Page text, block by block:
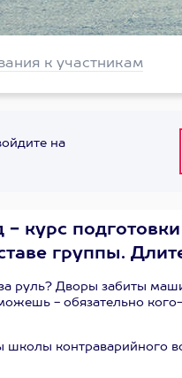
к участникам
на
курс
группы.
руль? Дворы забиты
- обязательно
школы контраварийного